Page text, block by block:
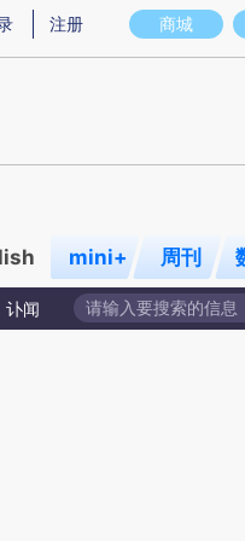
真实意图存在偏差。不代表财新
商城
注册
mini+ 周刊
讣闻